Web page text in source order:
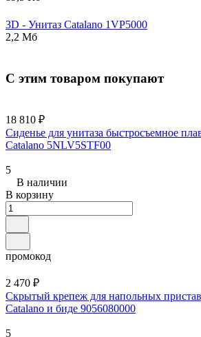
3D - Унитаз Catalano 1VP5000
2,2 Мб
С этим товаром покупают
18 810 ₽
Сиденье для унитаза быстросъемное
Catalano 5NLV5STF00
5
В наличии
В корзину
промокод
2 470 ₽
Скрытый крепеж для напольных
Catalano и биде 9056080000
5